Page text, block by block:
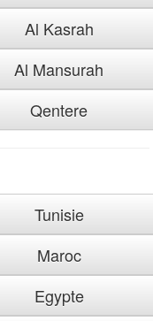
Al Kasrah
Al Mansurah
Qentere
Tunisie
Maroc
Egypte